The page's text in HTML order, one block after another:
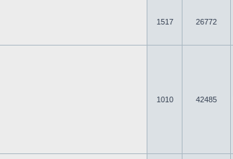
1517 26772
1010 42485